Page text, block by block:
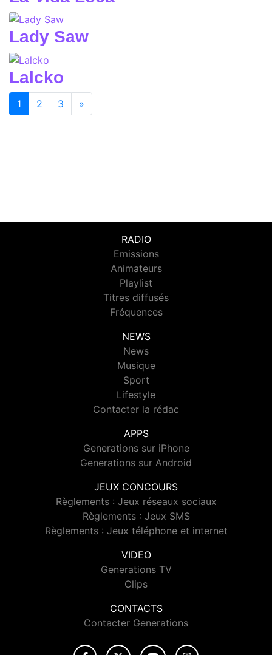
Lady Saw
Lalcko
1 (current)
2 3 »
RADIO
Emissions
Animateurs
Playlist
Titres diffusés
Fréquences
NEWS
News
Musique
Sport
Lifestyle
Contacter la rédac
APPS
Generations sur iPhone
Generations sur Android
JEUX CONCOURS
Règlements : Jeux réseaux sociaux
Règlements : Jeux SMS
Règlements : Jeux téléphone et internet
VIDEO
Generations TV
Clips
CONTACTS
Contacter Generations